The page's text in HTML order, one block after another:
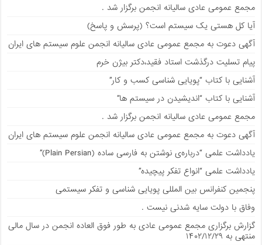
مجمع عمومی عادی سالیانه انجمن برگزار شد .
آیا کل هستی یک سیستم است؟ (پرسش و پاسخ)
آگهی دعوت به مجمع عمومی عادی سالیانه انجمن علوم سیستم های ایران
پیام تسلیت درگذشت استاد فقید،دکتر بیژن خرم
آشنایی با کتاب “پویایی شناسی کسب و کار”
آشنایی با کتاب “اندیشیدن در سیستم ها”
مجمع عمومی عادی سالیانه انجمن برگزار شد .
آگهی دعوت به مجمع عمومی عادی سالیانه انجمن علوم سیستم های ایران
يادداشت علمی “درباره‌ی نوشتن به فارسی ساده (Plain Persian)”
يادداشت علمی “انواع تفکر پیچیده”
پنجمین کنفرانس بین المللی پویایی شناسی و تفکر سیستمی
وفاق با دولت سایه شدنی نیست .
گزارش برگزاری مجمع عمومی عادی به طور فوق العاده انجمن در سال مالی
منتهی به ۱۴۰۲/۱۲/۲۹